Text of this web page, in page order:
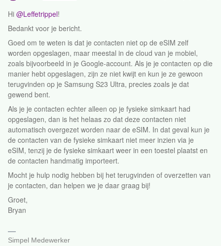
Hi ​ @Leffetrippel!
Bedankt voor je bericht.
Goed om te weten is dat je contacten niet op de eSIM zelf
worden opgeslagen, maar meestal in de cloud van je mobiel,
zoals bijvoorbeeld in je Google-account. Als je je contacten op die
manier hebt opgeslagen, zijn ze niet kwijt en kun je ze gewoon
terugvinden op je Samsung S23 Ultra, precies zoals je dat
gewend bent.
Als je je contacten echter alleen op je fysieke simkaart had
opgeslagen, dan is het helaas zo dat deze contacten niet
automatisch overgezet worden naar de eSIM. In dat geval kun je
de contacten van de fysieke simkaart niet meer inzien via je
eSIM, tenzij je de fysieke simkaart weer in een toestel plaatst en
de contacten handmatig importeert.
Mocht je hulp nodig hebben bij het terugvinden of overzetten van
je contacten, dan helpen we je daar graag bij!
Groet,
Bryan
Simpel Medewerker